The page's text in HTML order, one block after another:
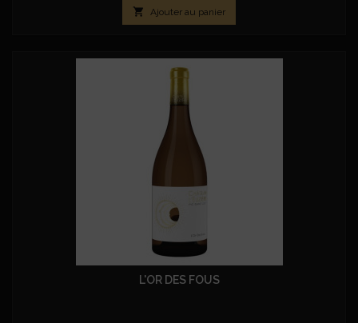
 Ajouter au panier
L'OR DES FOUS